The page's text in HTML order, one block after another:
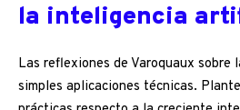
la inteligencia
Las reflexiones de Varoquaux sobre
simples aplicaciones técnicas.